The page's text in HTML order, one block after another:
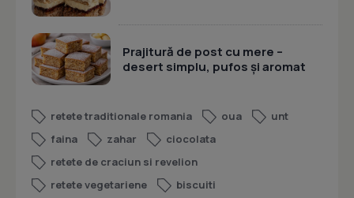
Prajitură de post cu mere –
desert simplu, pufos și aromat
retete traditionale romania oua
unt
faina
zahar
ciocolata
retete de craciun si revelion
retete vegetariene
biscuiti